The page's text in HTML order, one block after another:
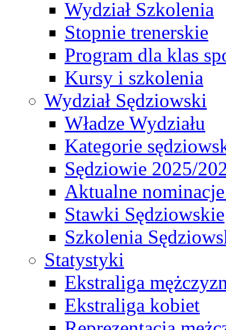
Wydział Szkolenia
Stopnie trenerskie
Program dla klas
Kursy i szkolenia
Wydział Sędziowski
Władze Wydziału
Kategorie
Sędziowie 2025/
Aktualne
Stawki Sędziowskie
Szkolenia
Statystyki
Ekstraliga
Ekstraliga kobiet